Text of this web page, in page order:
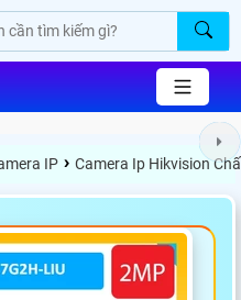
IP › Camera Ip Hikvision